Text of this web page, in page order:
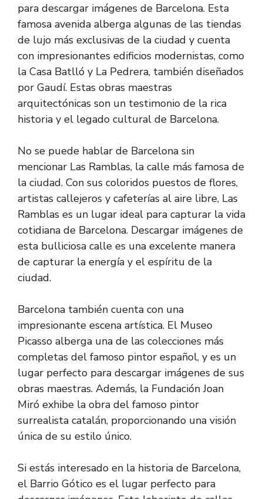
para descargar imágenes de Barcelona. Esta
famosa avenida alberga algunas de las tiendas
de lujo más exclusivas de la ciudad y cuenta
con impresionantes edificios modernistas, como
la Casa Batlló y La Pedrera, también diseñados
por Gaudí. Estas obras maestras
arquitectónicas son un testimonio de la rica
historia y el legado cultural de Barcelona.
No se puede hablar de Barcelona sin
mencionar Las Ramblas, la calle más famosa de
la ciudad. Con sus coloridos puestos de flores,
artistas callejeros y cafeterías al aire libre, Las
Ramblas es un lugar ideal para capturar la vida
cotidiana de Barcelona. Descargar imágenes de
esta bulliciosa calle es una excelente manera
de capturar la energía y el espíritu de la
ciudad.
Barcelona también cuenta con una
impresionante escena artística. El Museo
Picasso alberga una de las colecciones más
completas del famoso pintor español, y es un
lugar perfecto para descargar imágenes de sus
obras maestras. Además, la Fundación Joan
Miró exhibe la obra del famoso pintor
surrealista catalán, proporcionando una visión
única de su estilo único.
Si estás interesado en la historia de Barcelona,
el Barrio Gótico es el lugar perfecto para